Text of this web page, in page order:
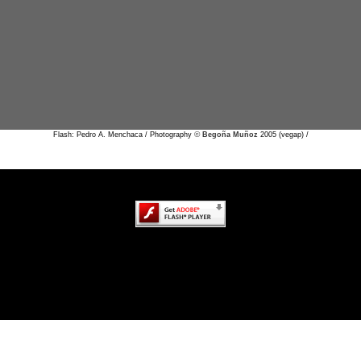
Flash: Pedro A. Menchaca / Photography © Begoña Muñoz2005 (vegap) /